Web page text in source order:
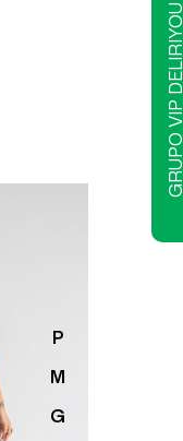
P
M
G
GRUPO